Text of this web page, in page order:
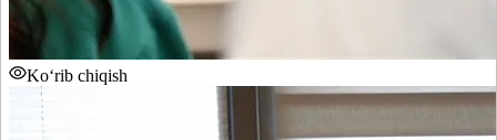
Ko‘rib chiqish